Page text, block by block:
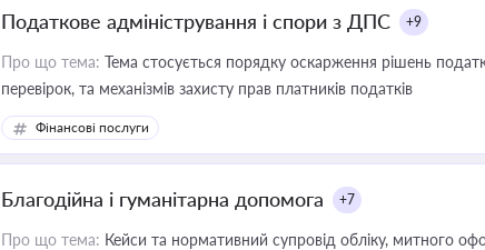
Податкове адміністрування і спори з ДПС +9
Про що тема: Тема стосується порядку оскарження рішень
перевірок, та механізмів захисту прав платників податків
Фінансові послуги
Благодійна і гуманітарна допомога +7
Про що тема: Кейси та нормативний супровід обліку, митного